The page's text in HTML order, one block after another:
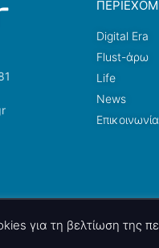
Digital Era
Flust-άρω
Life
News
Επικοινωνία
All rights reserved.
για τη βελτίωση της